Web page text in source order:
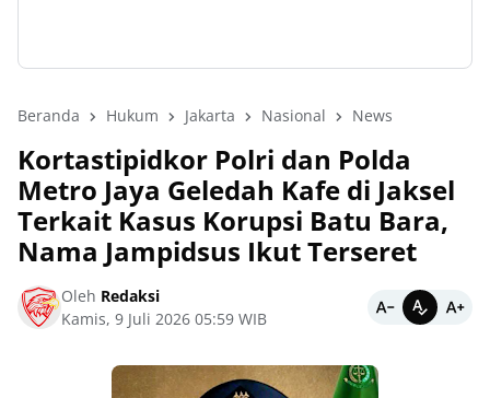
Beranda Hukum Jakarta Nasional News
Kortastipidkor Polri dan Polda
Metro Jaya Geledah Kafe di Jaksel
Terkait Kasus Korupsi Batu Bara,
Nama Jampidsus Ikut Terseret
Oleh Redaksi
Kamis, 9 Juli 2026 05:59 WIB